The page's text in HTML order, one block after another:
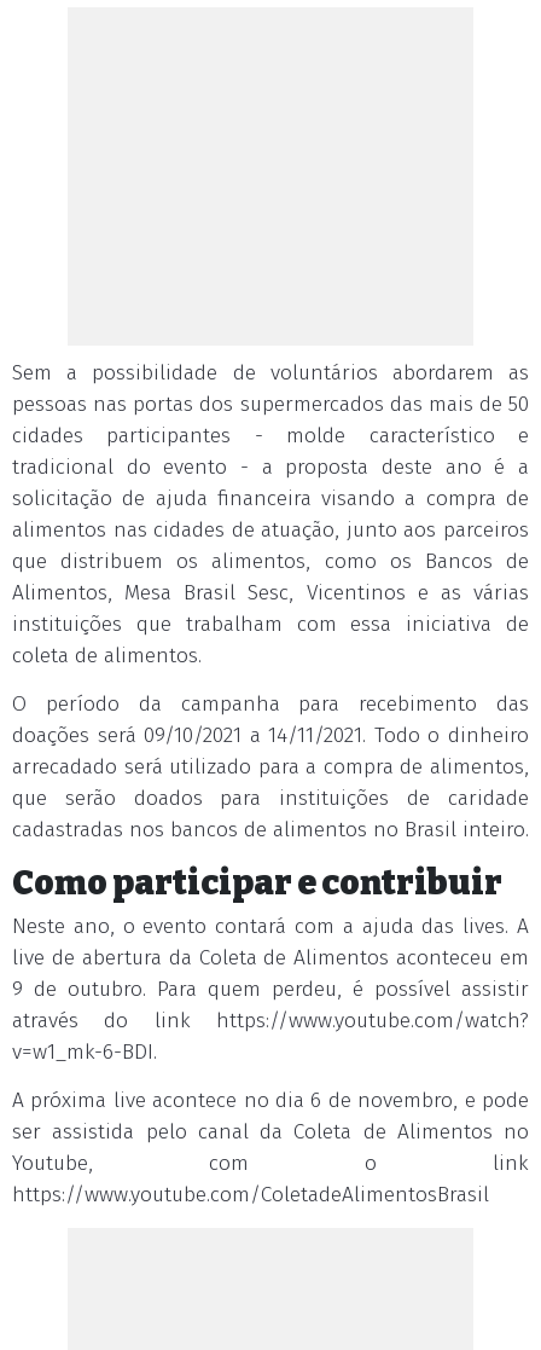
Sem a possibilidade de voluntários abordarem as
pessoas nas portas dos supermercados das mais de 50
cidades participantes - molde característico e
tradicional do evento - a proposta deste ano é a
solicitação de ajuda financeira visando a compra de
alimentos nas cidades de atuação, junto aos parceiros
que distribuem os alimentos, como os Bancos de
Alimentos, Mesa Brasil Sesc, Vicentinos e as várias
instituições que trabalham com essa iniciativa de
coleta de alimentos.
O período da campanha para recebimento das
doações será 09/10/2021 a 14/11/2021. Todo o dinheiro
arrecadado será utilizado para a compra de alimentos,
que serão doados para instituições de caridade
cadastradas nos bancos de alimentos no Brasil inteiro.
Como participar e contribuir
Neste ano, o evento contará com a ajuda das lives. A
live de abertura da Coleta de Alimentos aconteceu em
9 de outubro. Para quem perdeu, é possível assistir
através do link https://www.youtube.com/watch?
v=w1_mk-6-BDI.
A próxima live acontece no dia 6 de novembro, e pode
ser assistida pelo canal da Coleta de Alimentos no
Youtube, com o link
https://www.youtube.com/ColetadeAlimentosBrasil